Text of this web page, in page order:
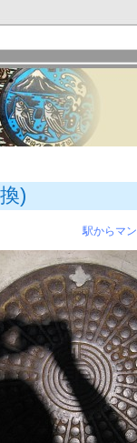
)
駅からマ